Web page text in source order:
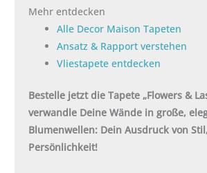
Mehr entdecken
Alle Decor Maison Tapeten
Ansatz & Rapport verstehen
Vliestapete entdecken
Bestelle jetzt die Tapete „Flowers &
verwandle Deine Wände in große,
Blumenwellen: Dein Ausdruck von
Persönlichkeit!